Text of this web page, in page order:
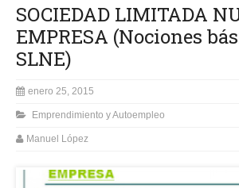
SOCIEDAD LIMITADA
EMPRESA (Nociones
SLNE)
enero 25, 2015
Emprendimiento y Autoempleo
Manuel López